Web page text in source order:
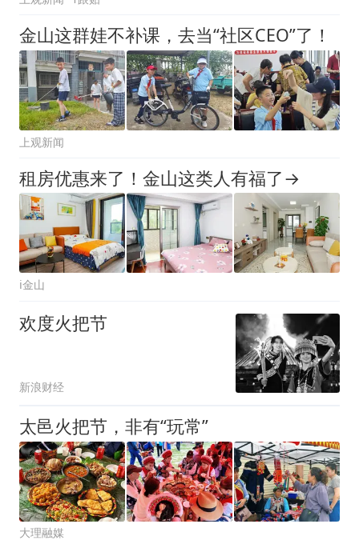
金山这群娃不补课，去当“社区CEO”了！
上观新闻
租房优惠来了！金山这类人有福了→
i金山
欢度火把节
新浪财经
太邑火把节，非有“玩常”
大理融媒